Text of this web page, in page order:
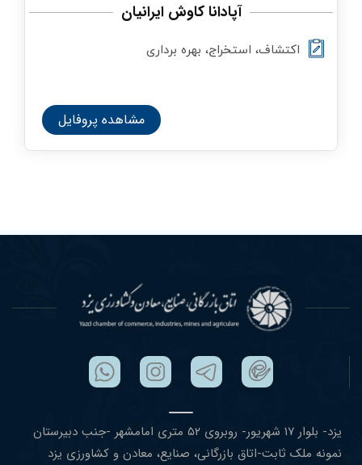
آپادانا کاوش ایرانیان
اکتشاف، استخراج، بهره برداری
مشاهده پروفایل
یزد- بلوار ١٧ شهریور- روبروی ۵٢ متری امامشهر -جنب دبیرستان
نمونه ملک ثابت-اتاق بازرگانی، صنایع، معادن و کشاورزی یزد